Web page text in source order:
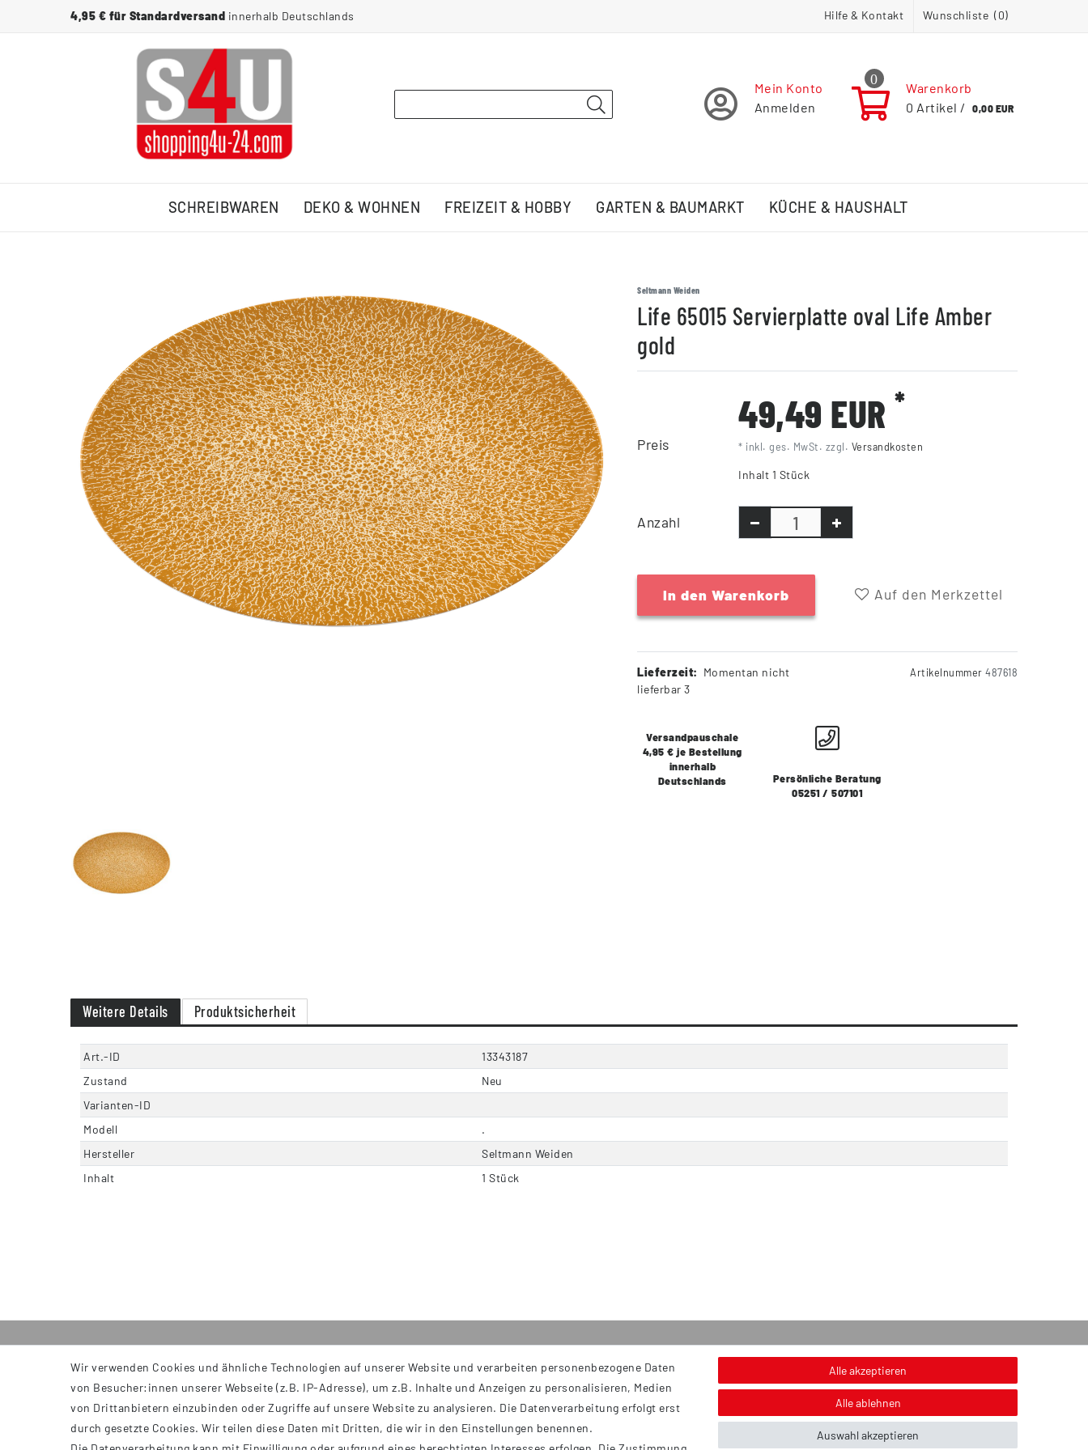
4,95 € für Standardversand innerhalb Deutschlands Hilfe & Kontakt Wunschliste (0)
Mein Konto
Anmelden
0
Warenkorb
0 Artikel / 0,00 EUR
SCHREIBWAREN DEKO & WOHNEN FREIZEIT & HOBBY GARTEN & BAUMARKT KÜCHE & HAUSHALT
Seltmann Weiden
Life 65015 Servierplatte oval Life Amber
gold
Preis
49,49 EUR *
* inkl. ges. MwSt. zzgl. Versandkosten
Inhalt 1 Stück
Anzahl
In den Warenkorb Auf den Merkzettel
Lieferzeit: Momentan nicht
lieferbar 3
Artikelnummer 487618
Versandpauschale
4,95 € je Bestellung
innerhalb
Deutschlands
Persönliche Beratung
05251 / 507101
Weitere Details Produktsicherheit
Art.-ID
13343187
Zustand
Neu
Varianten-ID
Modell
.
Hersteller
Seltmann Weiden
Inhalt
1 Stück
INFORMATIONEN
AGB
Impressum
Service
Kontakt
Versand
Hinweis zur Entsorgung von Altbatterien & Altöl
Bildnachweis
Wir verwenden Cookies und ähnliche Technologien auf unserer Website und verarbeiten personenbezogene Daten
von Besucher:innen unserer Webseite (z.B. IP-Adresse), um z.B. Inhalte und Anzeigen zu personalisieren, Medien
von Drittanbietern einzubinden oder Zugriffe auf unsere Website zu analysieren. Die Datenverarbeitung erfolgt erst
durch gesetzte Cookies. Wir teilen diese Daten mit Dritten, die wir in den Einstellungen benennen.
Alle akzeptieren
Alle ablehnen
Auswahl akzeptieren